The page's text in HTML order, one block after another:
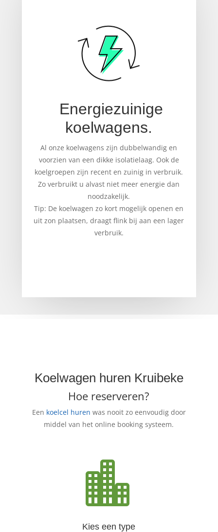
Energiezuinige
koelwagens.
Al onze koelwagens zijn dubbelwandig en
voorzien van een dikke isolatielaag. Ook de
koelgroepen zijn recent en zuinig in verbruik.
Zo verbruikt u alvast niet meer energie dan
noodzakelijk.
Tip: De koelwagen zo kort mogelijk openen en
uit zon plaatsen, draagt flink bij aan een lager
verbruik.
Koelwagen huren Kruibeke
Hoe reserveren?
Een koelcel huren was nooit zo eenvoudig door
middel van het online booking systeem.

Kies een type